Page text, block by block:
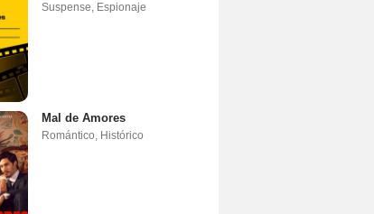
Suspense Espionaje
Mal de Amores
Romántico Histórico